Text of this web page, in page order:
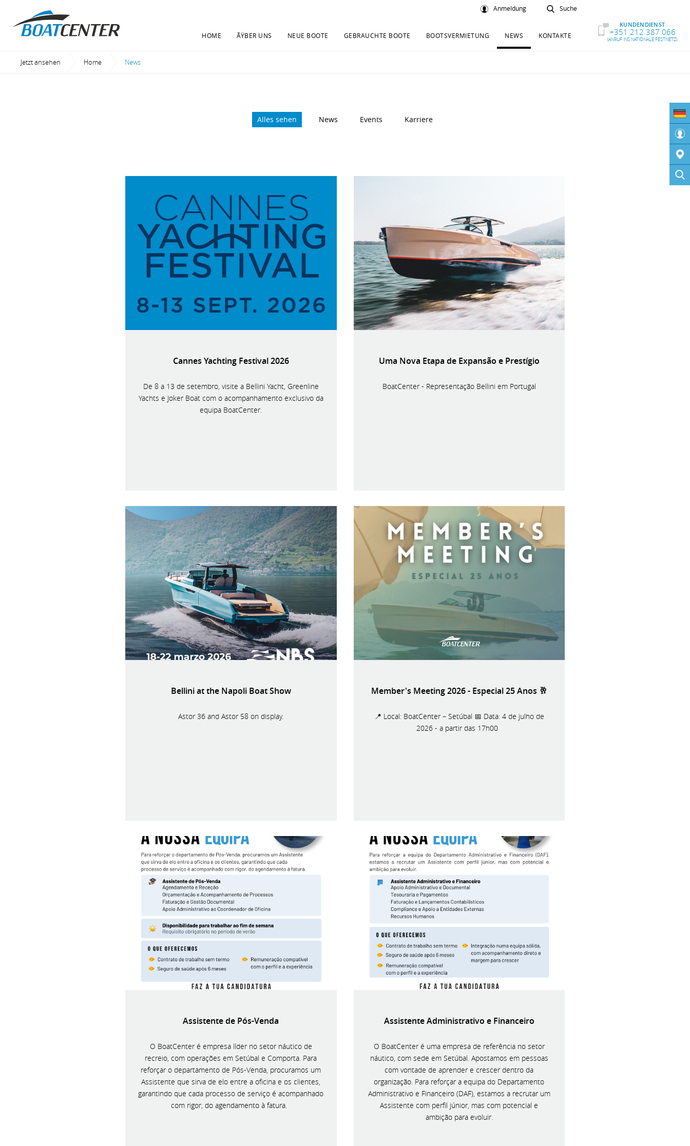
Anmeldung Suche
HOME ÃŸBER UNS NEUE BOOTE GEBRAUCHTE BOOTE BOOTSVERMIETUNG NEWS KONTAKTE
KUNDENDIENST
+351 212 387 066
(ANRUF INS NATIONALE FESTNETZ)
Jetzt ansehen Home Current:
News
Alles sehen News Events Karriere
Cannes Yachting Festival 2026
De 8 a 13 de setembro, visite a Bellini Yacht, Greenline
Yachts e Joker Boat com o acompanhamento exclusivo da
equipa BoatCenter.
Uma Nova Etapa de Expansão e Prestígio
BoatCenter - Representação Bellini em Portugal
Bellini at the Napoli Boat Show
Astor 36 and Astor 58 on display.
Member's Meeting 2026 - Especial 25 Anos 🥂
📍 Local: BoatCenter – Setúbal 📅 Data: 4 de julho de
2026 - a partir das 17h00
Assistente de Pós-Venda
O BoatCenter é empresa líder no setor náutico de
recreio, com operações em Setúbal e Comporta. Para
reforçar o departamento de Pós-Venda, procuramos um
Assistente que sirva de elo entre a oficina e os clientes,
garantindo que cada processo de serviço é acompanhado
com rigor, do agendamento à fatura.
Assistente Administrativo e Financeiro
O BoatCenter é uma empresa de referência no setor
náutico, com sede em Setúbal. Apostamos em pessoas
com vontade de aprender e crescer dentro da
organização. Para reforçar a equipa do Departamento
Administrativo e Financeiro (DAF), estamos a recrutar um
Assistente com perfil júnior, mas com potencial e
ambição para evoluir.